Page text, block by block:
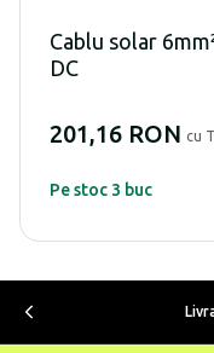
Cablu solar
DC
201,16 RON cu
Pe stoc 3 buc